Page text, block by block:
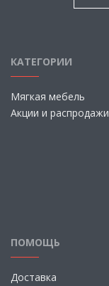
КАТЕГОРИИ
Мягкая мебель
Акции и распродажи
ПОМОЩЬ
Доставка